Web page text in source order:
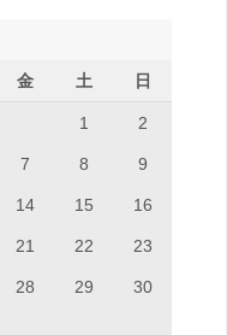
金 土 日
1 2
7 8 9
14 15 16
21 22 23
28 29 30